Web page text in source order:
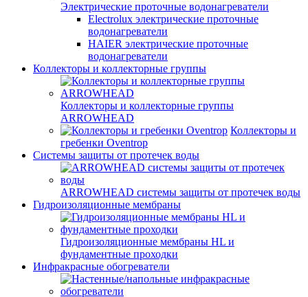
Электрические проточные водонагреватели
Electrolux электрические проточные
водонагреватели
HAIER электрические проточные
водонагреватели
Коллекторы и коллекторные группы
Коллекторы и коллекторные группы
ARROWHEAD
Коллекторы и
гребенки Oventrop
Системы защиты от протечек воды
ARROWHEAD системы защиты от протечек воды
Гидроизоляционные мембраны
Гидроизоляционные мембраны HL и
фундаментные проходки
Инфракрасные обогреватели